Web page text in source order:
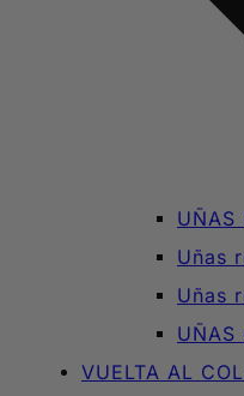
UÑAS
Uñas
Uñas
UÑAS
VUELTA AL